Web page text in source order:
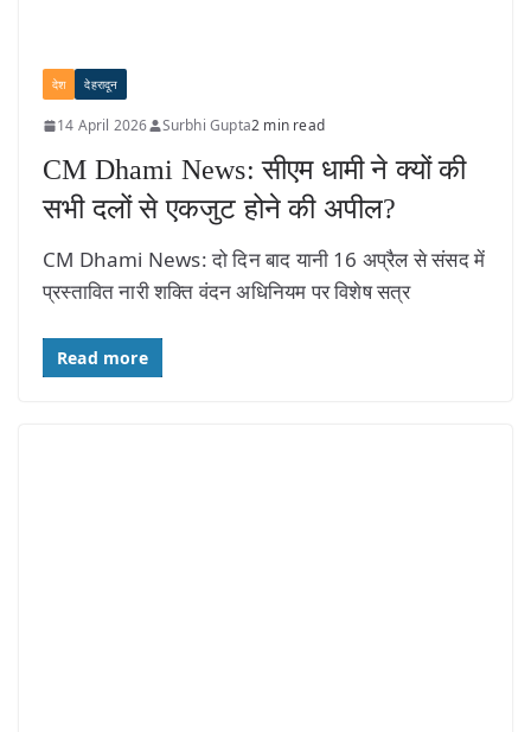
देश देहरादून
14 April 2026 Surbhi Gupta2 min read
CM Dhami News: सीएम धामी ने क्यों की
सभी दलों से एकजुट होने की अपील?
CM Dhami News: दो दिन बाद यानी 16 अप्रैल से संसद में
प्रस्तावित नारी शक्ति वंदन अधिनियम पर विशेष सत्र
Read more